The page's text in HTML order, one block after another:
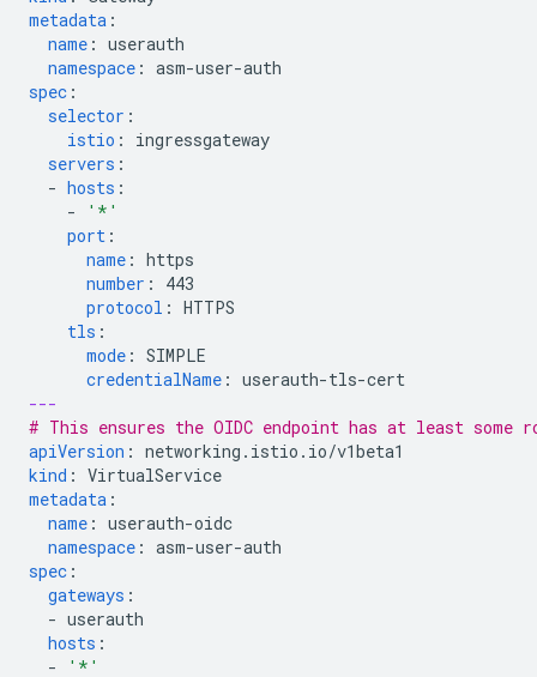
metadata :
name : userauth
namespace : asm-user-auth
spec :
selector :
istio :
ingressgateway
servers :
- hosts :
-
'*'
port :
name : https
number :
443
protocol : HTTPS
tls :
mode : SIMPLE
credentialName : userauth-tls-cert
---
# This ensures the OIDC endpoint has at least some
apiVersion : networking.istio.io/v1beta1
kind : VirtualService
metadata :
name : userauth-oidc
namespace : asm-user-auth
spec :
gateways :
- userauth
hosts :
-
'*'